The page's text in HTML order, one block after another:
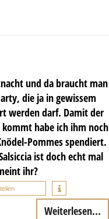
und da braucht man
die ja in gewissem
werden darf. Damit der
kommt habe ich ihm noch
Pommes spendiert.
ist doch echt mal
ihr?
teilen
Weiterlesen...